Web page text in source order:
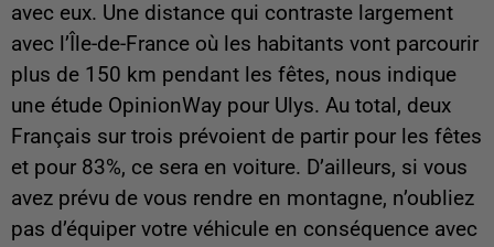
avec eux. Une distance qui contraste largement
avec l’Île-de-France où les habitants vont parcourir
plus de 150 km pendant les fêtes, nous indique
une étude OpinionWay pour Ulys. Au total, deux
Français sur trois prévoient de partir pour les fêtes
et pour 83%, ce sera en voiture. D’ailleurs, si vous
avez prévu de vous rendre en montagne, n’oubliez
pas d’équiper votre véhicule en conséquence avec